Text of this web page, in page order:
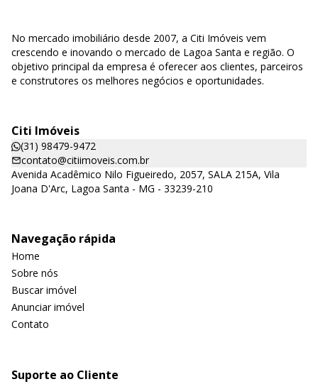
No mercado imobiliário desde 2007, a Citi Imóveis vem
crescendo e inovando o mercado de Lagoa Santa e região. O
objetivo principal da empresa é oferecer aos clientes, parceiros
e construtores os melhores negócios e oportunidades.
Citi Imóveis
(31) 98479-9472
contato@citiimoveis.com.br
Avenida Acadêmico Nilo Figueiredo, 2057, SALA 215A, Vila
Joana D'Arc, Lagoa Santa - MG - 33239-210
Navegação rápida
Home
Sobre nós
Buscar imóvel
Anunciar imóvel
Contato
Suporte ao Cliente